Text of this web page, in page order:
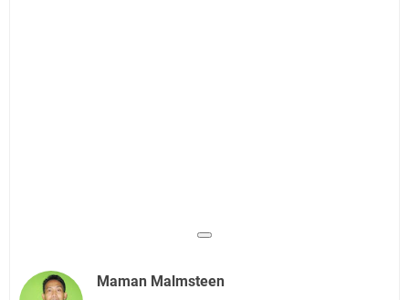
Maman Malmsteen